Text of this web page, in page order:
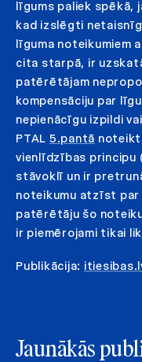
līgums paliek spēkā,
kad izslēgti
līguma noteikumiem
cita starpā, ir
patērētājam
kompensāciju par
nepienācīgu izpildi
PTAL 5.pantā
vienlīdzības principu
stāvoklī un ir
noteikumu atzīst
patērētāju šo
ir piemērojami tikai
Publikācija:
Jaunākās